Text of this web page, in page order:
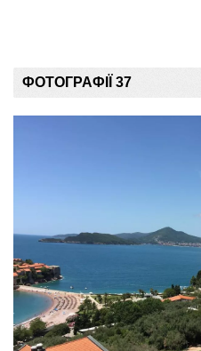
ФОТОГРАФІЇ 37